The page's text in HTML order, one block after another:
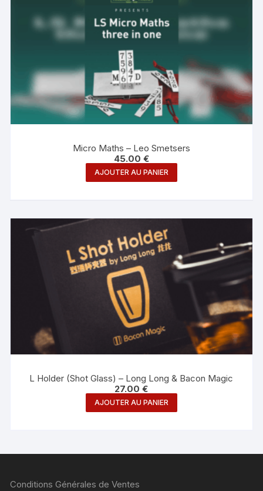
Micro Maths – Leo Smetsers
45.00 €
AJOUTER AU PANIER
L Holder (Shot Glass) – Long Long & Bacon Magic
27.00€
AJOUTER AU PANIER
Conditions Générales de Ventes